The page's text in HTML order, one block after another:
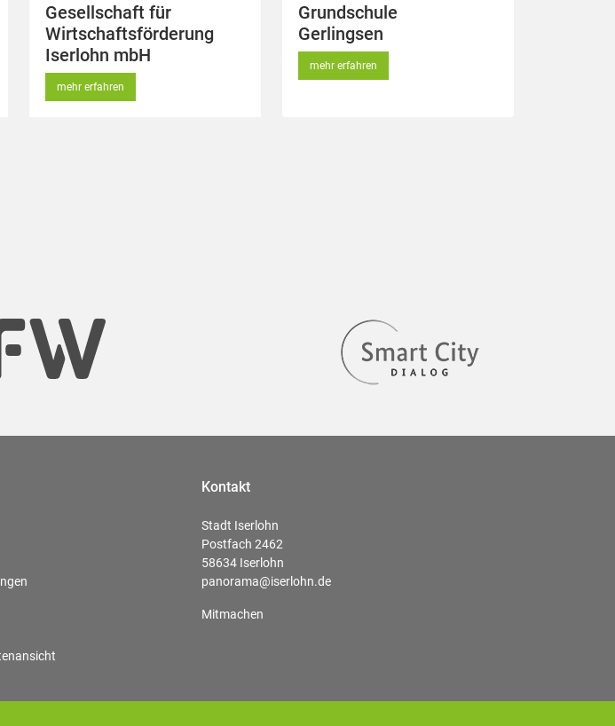
Gesellschaft für
Wirtschaftsförderung
Iserlohn mbH
mehr erfahren
Grundschule
Gerlingsen
mehr erfahren
Kontakt
Stadt Iserlohn
Postfach 2462
58634 Iserlohn
panorama@iserlohn.de
Mitmachen